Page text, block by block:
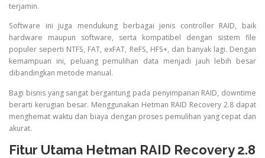
terjamin.
Software ini juga mendukung berbagai jenis controller RAID, baik
hardware maupun software, serta kompatibel dengan sistem file
populer seperti NTFS, FAT, exFAT, ReFS, HFS+, dan banyak lagi. Dengan
kemampuan ini, peluang pemulihan data menjadi jauh lebih besar
dibandingkan metode manual.
Bagi bisnis yang sangat bergantung pada penyimpanan RAID, downtime
berarti kerugian besar. Menggunakan Hetman RAID Recovery 2.8 dapat
menghemat waktu dan biaya dengan proses pemulihan yang cepat dan
akurat.
Fitur Utama Hetman RAID Recovery 2.8